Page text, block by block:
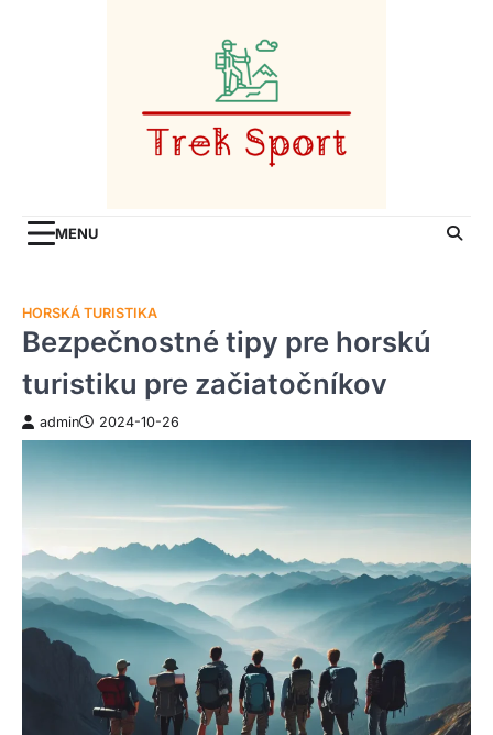
MENU
HORSKÁ TURISTIKA
Bezpečnostné tipy pre horskú
turistiku pre začiatočníkov
admin 2024-10-26